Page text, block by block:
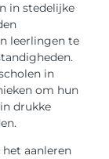
in stedelijke
leerlingen te
in
om hun
drukke
aanleren